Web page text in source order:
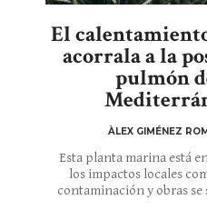
El
acorrala a la
pulmón
ÀLEX GIMÉNEZ
Esta planta marina está
los impactos locales
contaminación y obras se